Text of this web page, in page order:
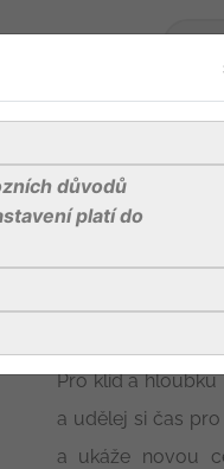
Pro klid a hloubku
a udělej si čas
a ukáže novou
důvodů
platí do